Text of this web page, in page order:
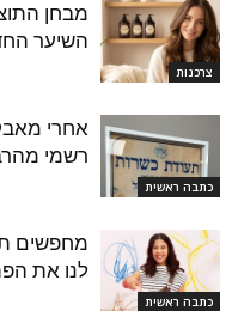
צרכנות
מבחן
השיער
כתבה ראשית
אחרי
רשמי
כתבה ראשית
מחפשים
לנו את